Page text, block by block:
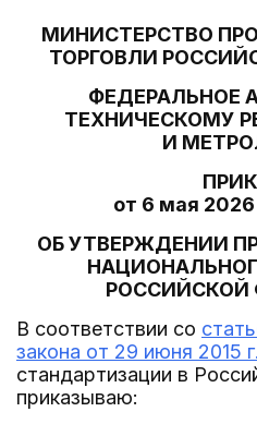
МИНИСТЕРСТВО
ТОРГОВЛИ
ФЕДЕРАЛЬНОЕ
ТЕХНИЧЕСКОМУ
И
от 6 мая 2026
ОБ УТВЕРЖДЕНИИ
РОССИЙСКОЙ
В соответствии со
закона от 29 июня 2015
стандартизации в
приказываю: